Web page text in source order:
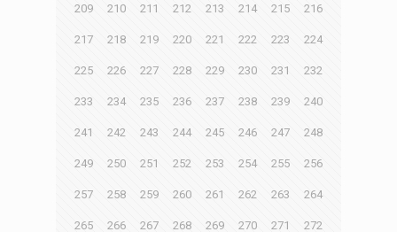
209 210 211 212 213 214 215 216
217 218 219 220 221 222 223 224
225 226 227 228 229 230 231 232
233 234 235 236 237 238 239 240
241 242 243 244 245 246 247 248
249 250 251 252 253 254 255 256
257 258 259 260 261 262 263 264
265 266 267 268 269 270 271 272